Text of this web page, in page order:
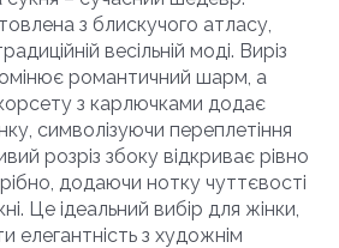
з блискучого атласу,
весільній моді. Виріз
романтичний шарм, а
з карлючками додає
символізуючи переплетіння
розріз збоку відкриває рівно
додаючи нотку чуттєвості
Це ідеальний вибір для жінки,
елегантність з художнім